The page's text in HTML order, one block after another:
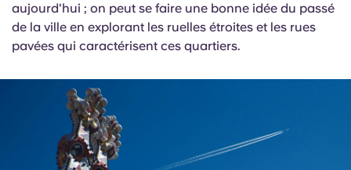
aujourd'hui ; on peut se faire une bonne idée du passé
de la ville en explorant les ruelles étroites et les rues
pavées qui caractérisent ces quartiers.